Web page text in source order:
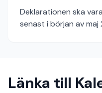
Deklarationen ska
senast i början av maj
Länka till